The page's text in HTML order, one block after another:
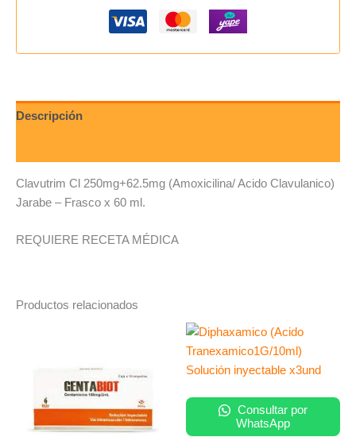
Descripción
Clavutrim Cl 250mg+62.5mg (Amoxicilina/ Acido Clavulanico)
Jarabe – Frasco x 60 ml.
REQUIERE RECETA MÉDICA
Productos relacionados
Consultar por
WhatsApp